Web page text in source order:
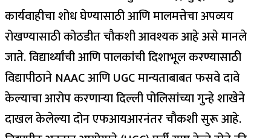
कार्यवाहीचा शोध घेण्यासाठी आणि मालमत्तेचा अपव्यय
रोखण्यासाठी कोठडीत चौकशी आवश्यक आहे असे मानले
जाते.विद्यार्थ्यांची आणि पालकांची दिशाभूल करण्यासाठी
विद्यापीठाने NAAC आणि UGC मान्यताबाबत फसवे दावे
केल्याचा आरोप करणाऱ्या दिल्ली पोलिसांच्या गुन्हे शाखेने
दाखल केलेल्या दोन एफआयआरनंतर चौकशी सुरू आहे.